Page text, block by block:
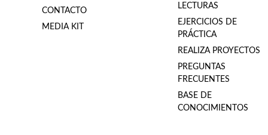
CONTACTO
MEDIA KIT
LECTURAS
EJERCICIOS DE
PRÁCTICA
REALIZA PROYECTOS
PREGUNTAS
FRECUENTES
BASE DE
CONOCIMIENTOS